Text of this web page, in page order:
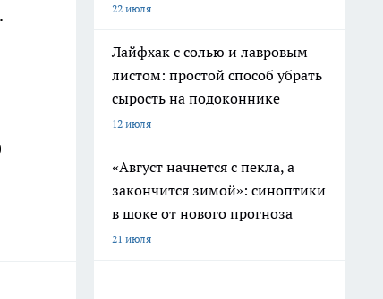
22 июля
Лайфхак с солью и лавровым
листом: простой способ убрать
сырость на подоконнике
12 июля
«Август начнется с пекла, а
закончится зимой»: синоптики
в шоке от нового прогноза
21 июля